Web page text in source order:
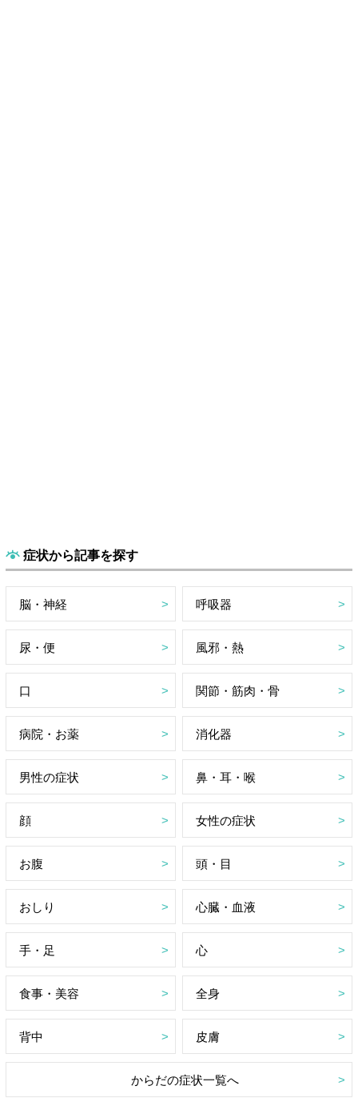
症状から記事を探す
脳・神経 呼吸器
尿・便 風邪・熱
口 関節・筋肉・骨
病院・お薬 消化器
男性の症状 鼻・耳・喉
顔 女性の症状
お腹 頭・目
おしり 心臓・血液
手・足 心
食事・美容 全身
背中 皮膚
からだの症状一覧へ